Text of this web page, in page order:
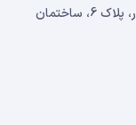
آدرس: تهران، زعفرانیه، بلوار بهزادی، بن‌بست بهار، پلاک 6، ساختمان